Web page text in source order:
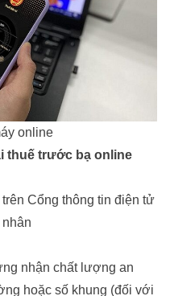
online
thuế trước bạ online
Cổng thông tin điện tử
nhận chất lượng an
hoặc số khung (đối với